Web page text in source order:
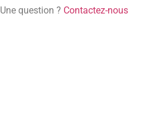
Une question ? Contactez-nous